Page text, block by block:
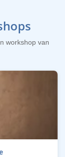
workshop van